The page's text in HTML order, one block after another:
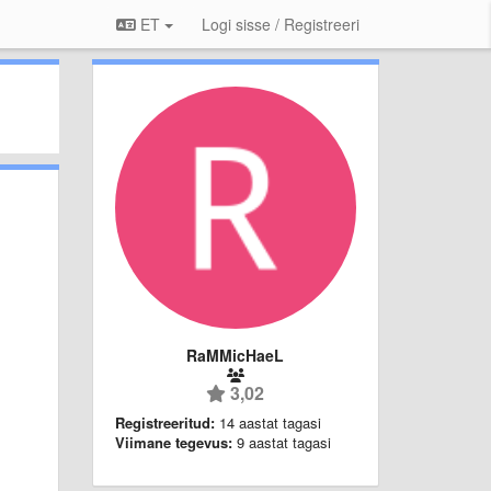
ET Logi sisse / Registreeri
RaMMicHaeL
3,02
Registreeritud: 14 aastat tagasi
Viimane tegevus: 9 aastat tagasi